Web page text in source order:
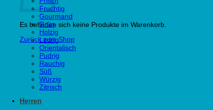
Es befinden sich keine Produkte im Warenkorb.
Zurück zum Shop
Fruchtig
Gourmand
Grün
Holzig
Ledrig
Orientalisch
Pudrig
Rauchig
Süß
Würzig
Zitrisch
Herren